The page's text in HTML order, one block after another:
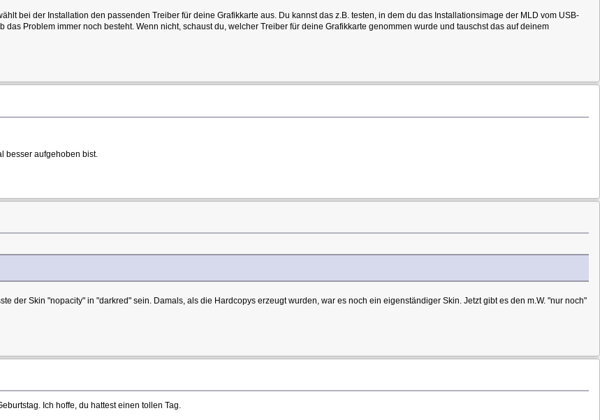
bei der Installation den passenden Treiber für deine Grafikkarte aus. Du kannst das z.B. testen, in dem du das Installationsimage der MLD vom USB-
Problem immer noch besteht. Wenn nicht, schaust du, welcher Treiber für deine Grafikkarte genommen wurde und tauschst das auf deinem
besser aufgehoben bist.
der Skin "nopacity" in "darkred" sein. Damals, als die Hardcopys erzeugt wurden, war es noch ein eigenständiger Skin. Jetzt gibt es den m.W. "nur noch"
Ich hoffe, du hattest einen tollen Tag.